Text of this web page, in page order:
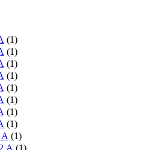
(1)
(1)
(1)
(1)
(1)
(1)
(1)
(1)
А (1)